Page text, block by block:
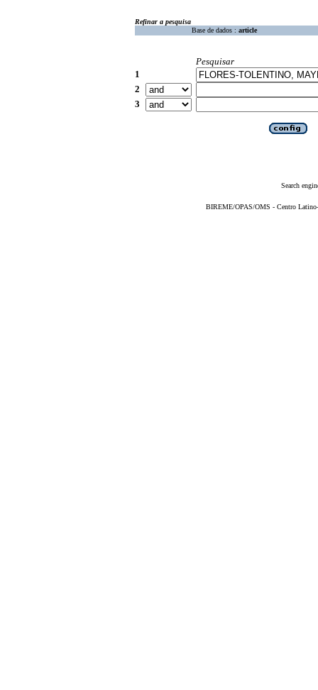
Refinar a pesquisa
Base de dados : article
Pesquisar
1
2
3
Search
BIREME/OPAS/OMS - Centro Latino-